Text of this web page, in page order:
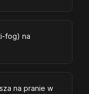
fog) na
na pranie w